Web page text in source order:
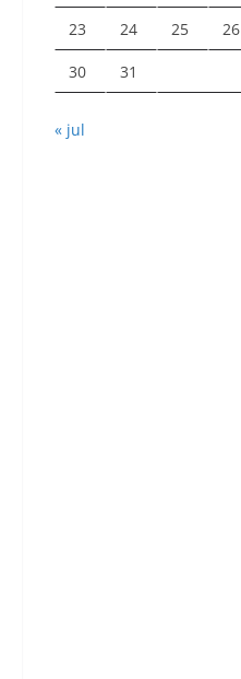
23 24 25 26
30 31
« jul